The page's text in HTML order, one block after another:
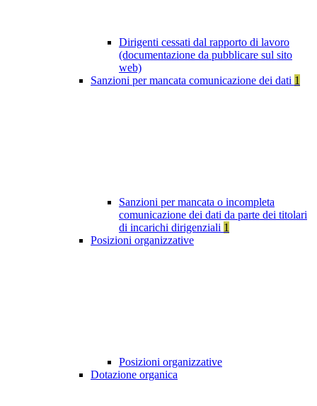
Dirigenti cessati dal rapporto di lavoro
(documentazione da pubblicare sul sito
web)
Sanzioni per mancata comunicazione dei dati 1
Sanzioni per mancata o incompleta
comunicazione dei dati da parte dei titolari
di incarichi dirigenziali 1
Posizioni organizzative
Posizioni organizzative
Dotazione organica